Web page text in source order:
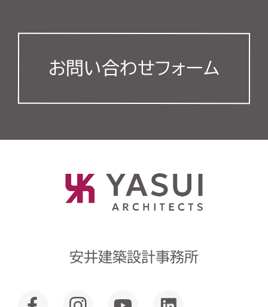
お問い合わせフォーム
安井建築設計事務所